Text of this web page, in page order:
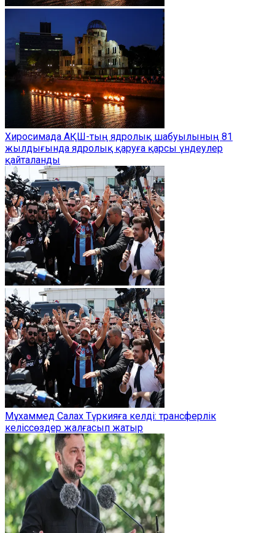
Хиросимада АҚШ-тың ядролық шабуылының 81
жылдығында ядролық қаруға қарсы үндеулер
қайталанды
Мұхаммед Салах Түркияға келді: трансферлік
келіссөздер жалғасып жатыр